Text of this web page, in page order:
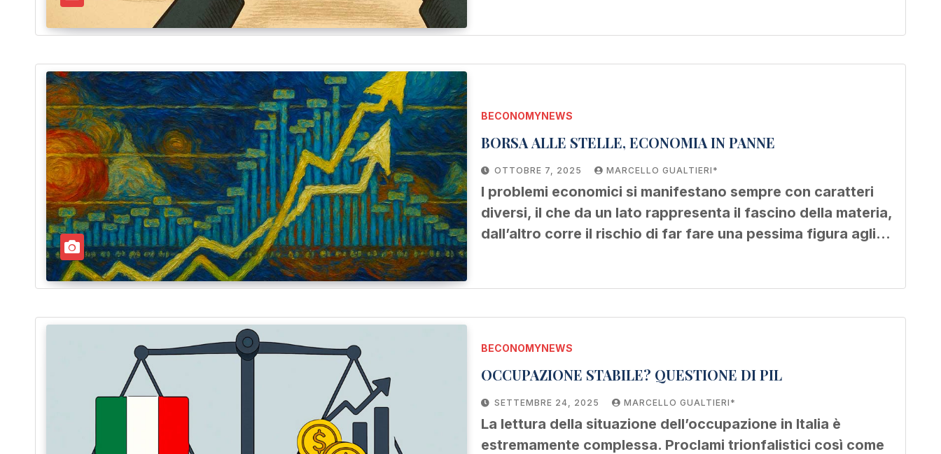
BECONOMYNEWS
BORSA ALLE STELLE, ECONOMIA IN PANNE
OTTOBRE 7, 2025 MARCELLO GUALTIERI*
I problemi economici si manifestano sempre con caratteri
diversi, il che da un lato rappresenta il fascino della materia,
dall’altro corre il rischio di far fare una pessima figura agli…
BECONOMYNEWS
OCCUPAZIONE STABILE? QUESTIONE DI PIL
SETTEMBRE 24, 2025 MARCELLO GUALTIERI*
La lettura della situazione dell’occupazione in Italia è
estremamente complessa. Proclami trionfalistici così come